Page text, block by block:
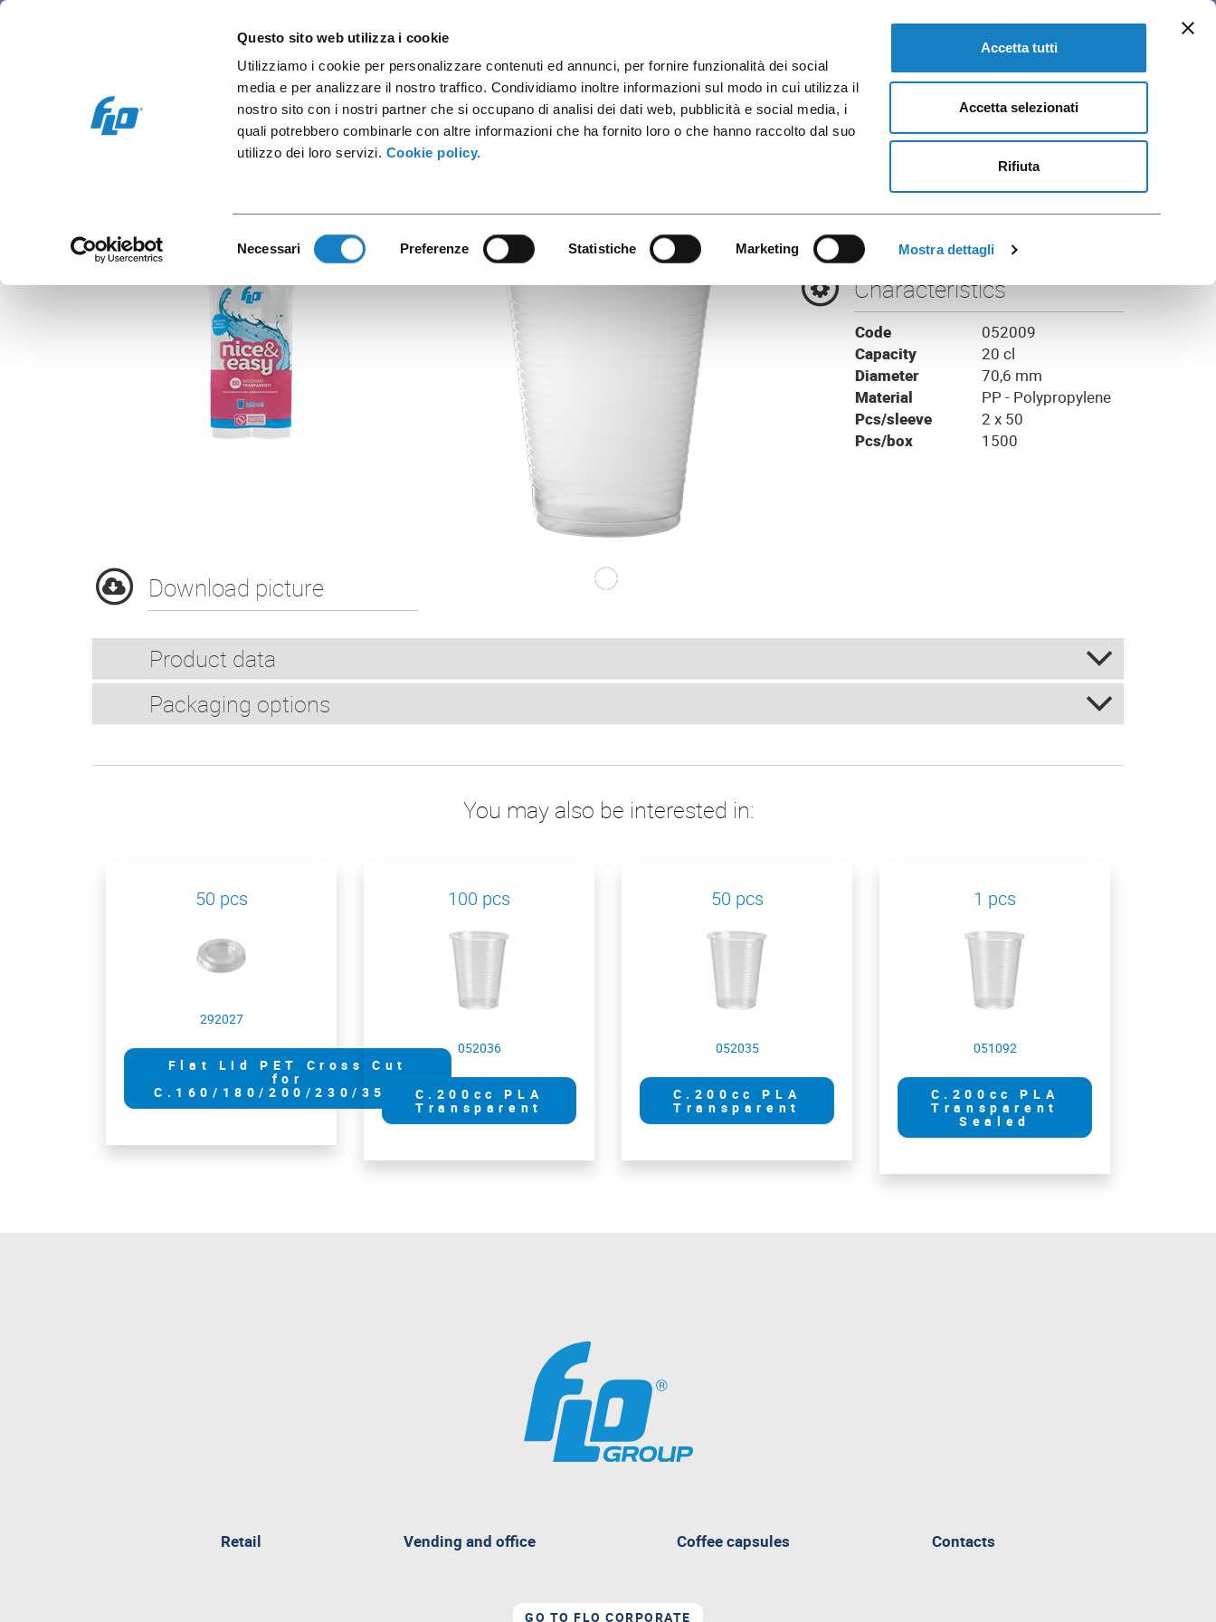
Questo sito web utilizza i cookie
Utilizziamo i cookie per personalizzare contenuti ed annunci, per fornire funzionalità dei social
media e per analizzare il nostro traffico. Condividiamo inoltre informazioni sul modo in cui utilizza il
nostro sito con i nostri partner che si occupano di analisi dei dati web, pubblicità e social media, i
quali potrebbero combinarle con altre informazioni che ha fornito loro o che hanno raccolto dal suo
utilizzo dei loro servizi. Cookie policy.
Necessari Preferenze Statistiche Marketing Mostra dettagli
Accetta tutti
Accetta selezionati
Rifiuta
Vending and office Coffee capsules EN
Nice & Easy
C.200cc PP Transparent BIS
Characteristics
Code
052009
Capacity
20 cl
Diameter
70,6 mm
Material
PP - Polypropylene
Pcs/sleeve
2 x 50
Pcs/box
1500
Download picture
Product data
Packaging options
You may also be interested in:
50 pcs
292027
Flat Lid PET Cross Cut
for
C.160/180/200/230/355cc
100 pcs
052036
C.200cc PLA
Transparent
50 pcs
052035
C.200cc PLA
Transparent
1 pcs
051092
C.200cc PLA
Transparent
Sealed
Retailpagina
Vending and office Coffee capsules Contacts
GO TO FLO CORPORATE